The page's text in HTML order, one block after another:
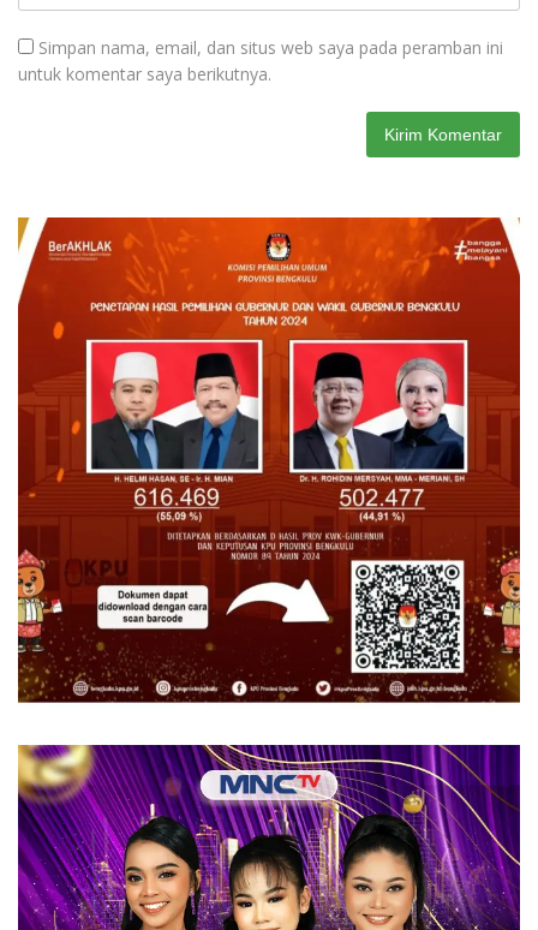
Simpan nama, email, dan situs web saya pada peramban ini
untuk komentar saya berikutnya.